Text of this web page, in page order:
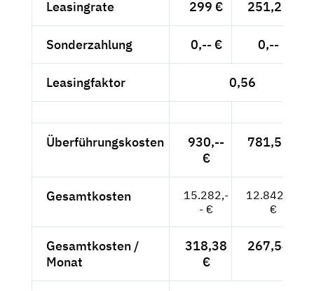
Leasingrate 299 € 251,26 €
Sonderzahlung 0,-- € 0,-- €
Leasingfaktor 0,56
Überführungskosten
930,--
€
781,51 €
Gesamtkosten
15.282,-
- €
12.842,02
€
Gesamtkosten /
Monat
318,38
€
267,54 €